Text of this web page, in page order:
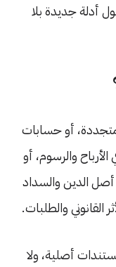
أدلة جديدة بلا
أو حسابات
والرسوم، أو
أصل الدين والسداد
القانوني والطلبات.
أصلية، ولا